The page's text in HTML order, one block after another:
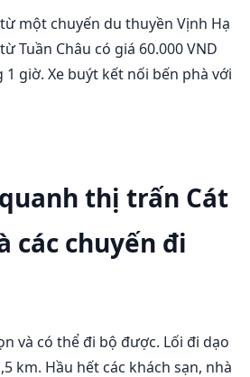
một chuyến du thuyền Vịnh Hạ
Tuần Châu có giá 60.000 VND
1 giờ. Xe buýt kết nối bến phà với
thị trấn Cát
các chuyến đi
và có thể đi bộ được. Lối đi dạo
km. Hầu hết các khách sạn, nhà